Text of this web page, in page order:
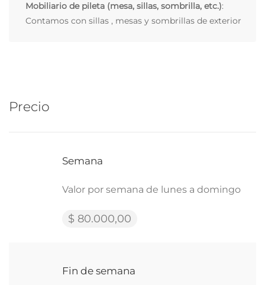
Mobiliario de pileta (mesa, sillas, sombrilla, etc.):
Contamos con sillas , mesas y sombrillas de exterior
Precio
Semana
Valor por semana de lunes a domingo
$ 80.000,00
Fin de semana